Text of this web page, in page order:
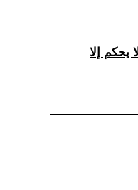
يحكم إلا